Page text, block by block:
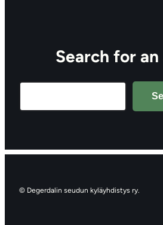
Search for
© Degerdalin seudun kyläyhdistys ry.